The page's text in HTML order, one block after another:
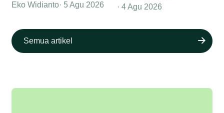
Eko Widianto 5 Agu 2026
4 Agu 2026
Semua artikel